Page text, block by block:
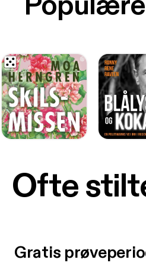
Ofte
Gratis